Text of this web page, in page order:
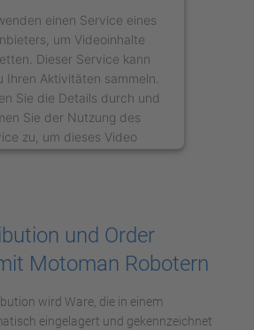
einen Service eines
um Videoinhalte
Dieser Service kann
Ihren Aktivitäten sammeln.
Sie die Details durch und
Sie der Nutzung des
zu, um dieses Video
anzusehen.
Platform
und Order
Motoman Robotern
wird Ware, die in einem
eingelagert und gekennzeichnet